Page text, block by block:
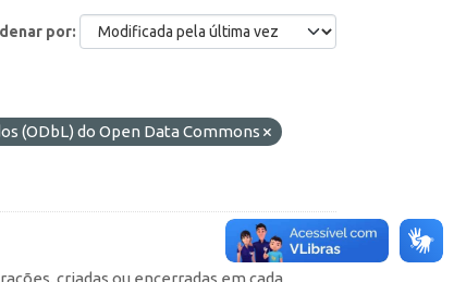
por
(ODbL) do Open Data Commons
criadas ou encerradas em cada